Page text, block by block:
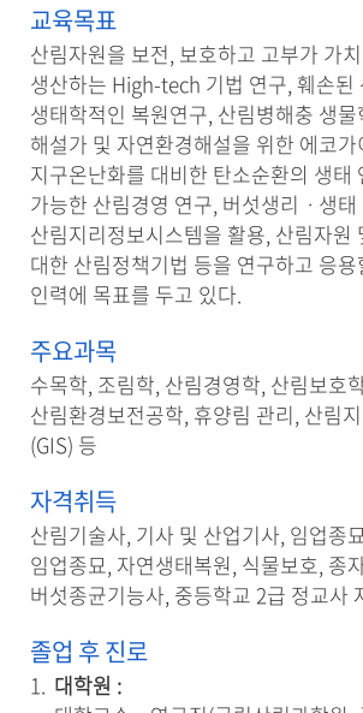
교육목표
산림자원을 보전, 보호하고 고부가 가
생산하는 High-tech 기법 연구, 훼손된
생태학적인 복원연구, 산림병해충 생
해설가 및 자연환경해설을 위한 에코
지구온난화를 대비한 탄소순환의 생태
가능한 산림경영 연구, 버섯생리ㆍ생
산림지리정보시스템을 활용, 산림자원
대한 산림정책기법 등을 연구하고 응
인력에 목표를 두고 있다.
주요과목
수목학, 조림학, 산림경영학, 산림보호
산림환경보전공학, 휴양림 관리, 산림
(GIS) 등
자격취득
산림기술사, 기사 및 산업기사, 임업종
임업종묘, 자연생태복원, 식물보호, 종
버섯종균기능사, 중등학교 2급 정교사
졸업 후 진로
대학원 :